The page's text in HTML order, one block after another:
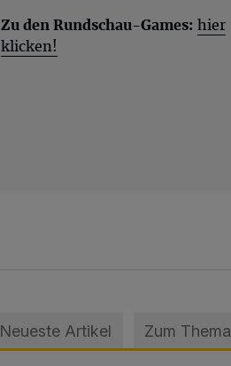
Zu den Rundschau-Games: hier
klicken!
Neueste Artikel Zum Thema